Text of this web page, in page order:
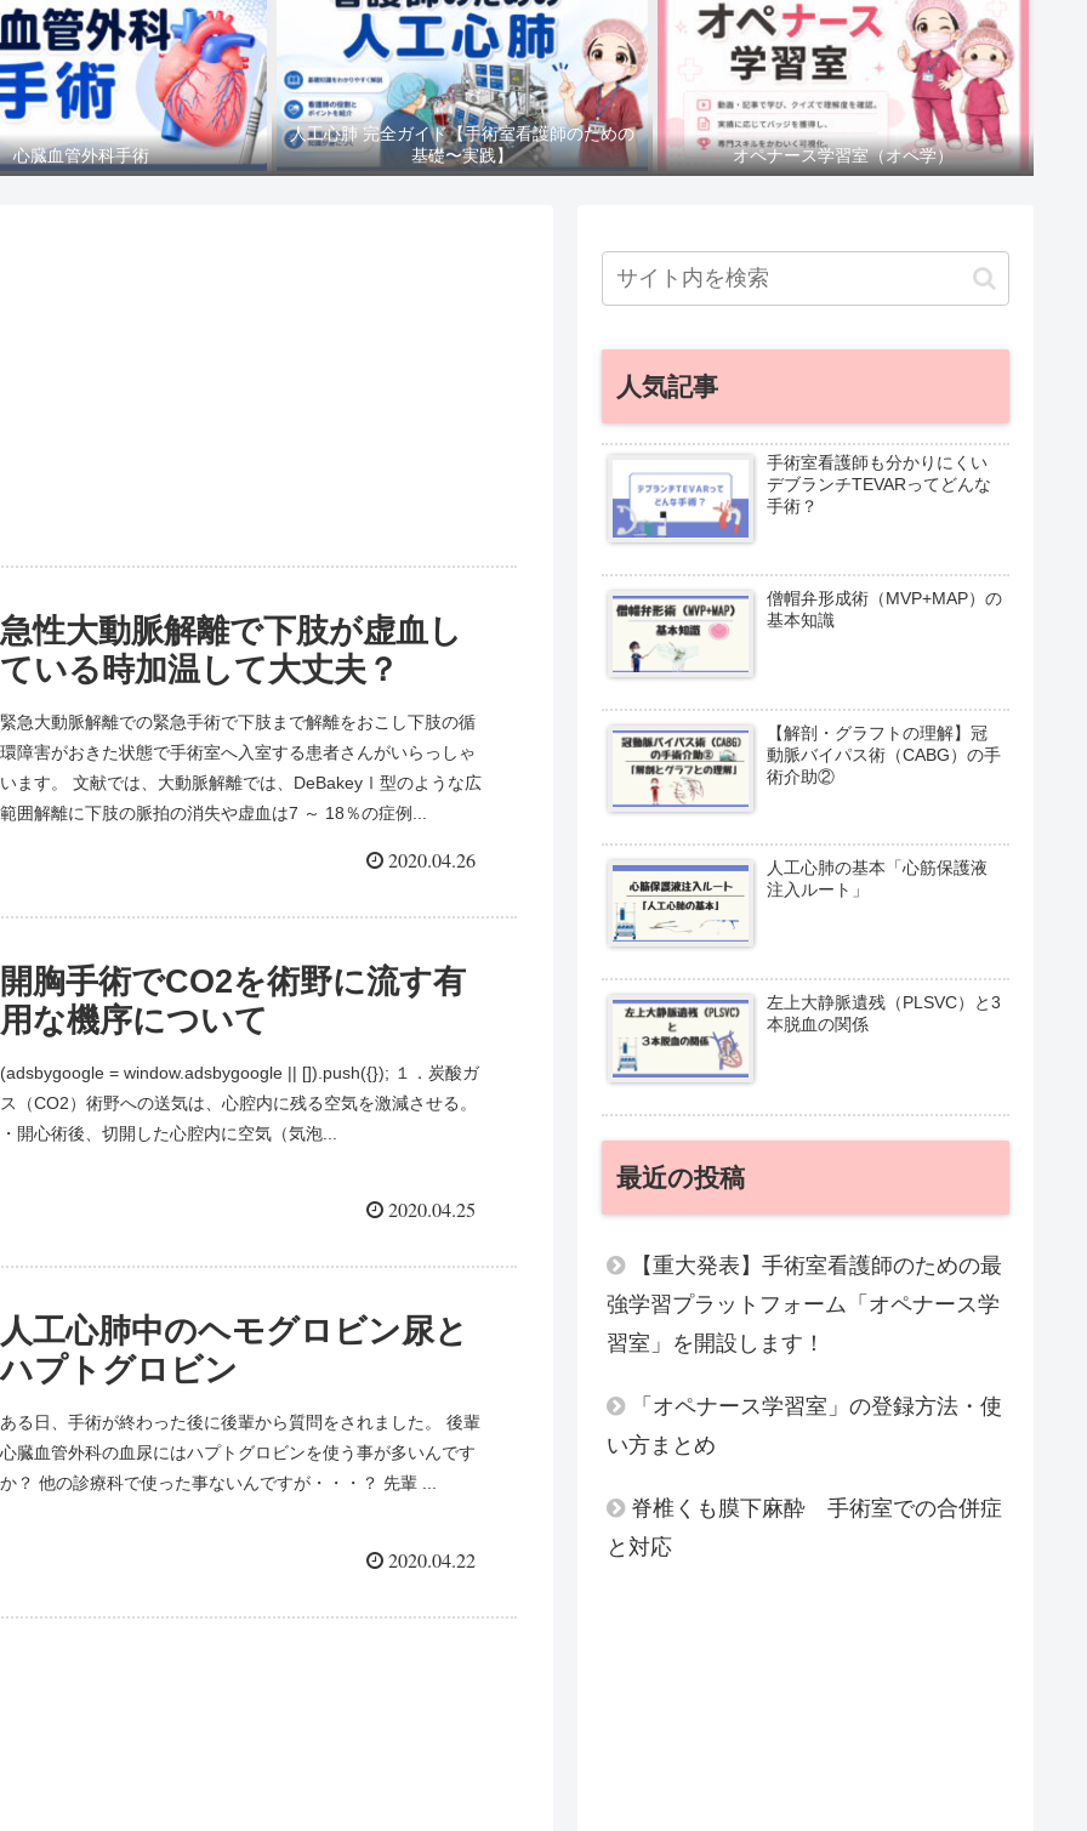
心臓血管外科手術
人工心肺 完全ガイド【手術室看護師のための
基礎〜実践】
オペナース学習室（オペ学）
急性大動脈解離で下肢が虚血し
ている時加温して大丈夫？
緊急大動脈解離での緊急手術で下肢まで解離をおこし下肢の循
環障害がおきた状態で手術室へ入室する患者さんがいらっしゃ
います。 文献では、大動脈解離では、DeBakeyⅠ型のような広
範囲解離に下肢の脈拍の消失や虚血は7 ～ 18％の症例...
2020.04.26
開胸手術でCO2を術野に流す有
用な機序について
(adsbygoogle = window.adsbygoogle || []).push({}); １．炭酸ガ
ス（CO2）術野への送気は、心腔内に残る空気を激減させる。
・開心術後、切開した心腔内に空気（気泡...
2020.04.25
人工心肺中のヘモグロビン尿と
ハプトグロビン
ある日、手術が終わった後に後輩から質問をされました。 後輩
心臓血管外科の血尿にはハプトグロビンを使う事が多いんです
か？ 他の診療科で使った事ないんですが・・・？ 先輩 ...
2020.04.22
人気記事
手術室看護師も分かりにくい
デブランチTEVARってどんな
手術？
僧帽弁形成術（MVP+MAP）の
基本知識
【解剖・グラフトの理解】冠
動脈バイパス術（CABG）の手
術介助②
人工心肺の基本「心筋保護液
注入ルート」
左上大静脈遺残（PLSVC）と3
本脱血の関係
最近の投稿
【重大発表】手術室看護師のための最
強学習プラットフォーム「オペナース学
習室」を開設します！
「オペナース学習室」の登録方法・使
い方まとめ
脊椎くも膜下麻酔 手術室での合併症
と対応